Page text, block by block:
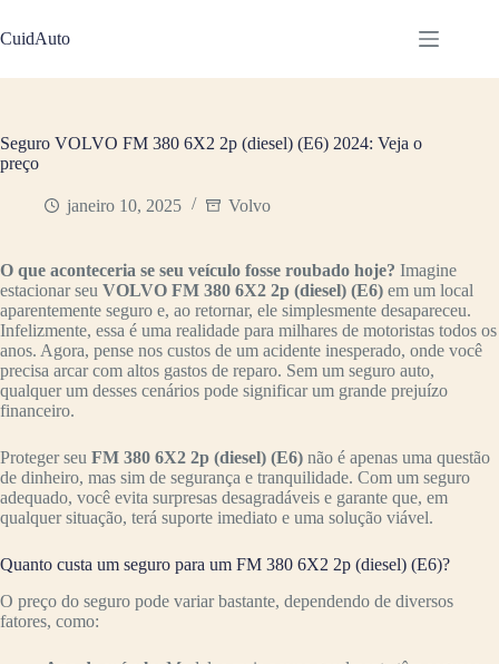
para
o
CuidAuto
Seguro VOLVO FM 380 6X2 2p (diesel) (E6) 2024: Veja o
preço
janeiro 10, 2025 Volvo
O que aconteceria se seu veículo fosse roubado hoje? Imagine
estacionar seu VOLVO FM 380 6X2 2p (diesel) (E6) em um local
aparentemente seguro e, ao retornar, ele simplesmente desapareceu.
Infelizmente, essa é uma realidade para milhares de motoristas todos os
anos. Agora, pense nos custos de um acidente inesperado, onde você
precisa arcar com altos gastos de reparo. Sem um seguro auto,
qualquer um desses cenários pode significar um grande prejuízo
financeiro.
Proteger seu FM 380 6X2 2p (diesel) (E6) não é apenas uma questão
de dinheiro, mas sim de segurança e tranquilidade. Com um seguro
adequado, você evita surpresas desagradáveis e garante que, em
qualquer situação, terá suporte imediato e uma solução viável.
Quanto custa um seguro para um FM 380 6X2 2p (diesel) (E6)?
O preço do seguro pode variar bastante, dependendo de diversos
fatores, como: